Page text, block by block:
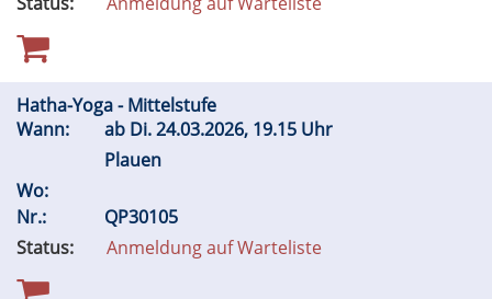
Hatha-Yoga - Mittelstufe
Wann:
ab Di.24.03.2026, 19.15 Uhr
Plauen
Wo:
Nr.:
QP30105
Status:
Anmeldung auf Warteliste